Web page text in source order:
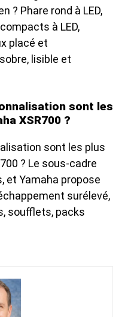
? Phare rond à LED,
à LED,
placé et
lisible et
sont les
XSR700 ?
sont les plus
? Le sous-cadre
et Yamaha propose
surélevé,
soufflets, packs